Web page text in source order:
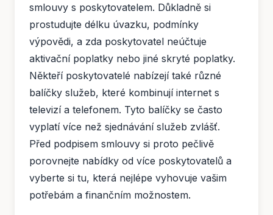
smlouvy s poskytovatelem. Důkladně si
prostudujte délku úvazku, podmínky
výpovědi, a zda poskytovatel neúčtuje
aktivační poplatky nebo jiné skryté poplatky.
Někteří poskytovatelé nabízejí také různé
balíčky služeb, které kombinují internet s
televizí a telefonem. Tyto balíčky se často
vyplatí více než sjednávání služeb zvlášť.
Před podpisem smlouvy si proto pečlivě
porovnejte nabídky od více poskytovatelů a
vyberte si tu, která nejlépe vyhovuje vašim
potřebám a finančním možnostem.